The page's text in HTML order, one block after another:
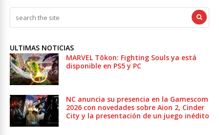
ULTIMAS NOTICIAS
MARVEL Tōkon: Fighting Souls ya está
disponible en PS5 y PC
NC anuncia su presencia en la Gamescom
2026 con novedades sobre Aion 2, Cinder
City y la presentación de un juego inédito